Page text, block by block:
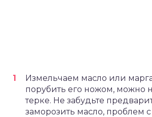
Измельчаем масло или
порубить его ножом, можно
терке. Не забудьте
заморозить масло, проблем с